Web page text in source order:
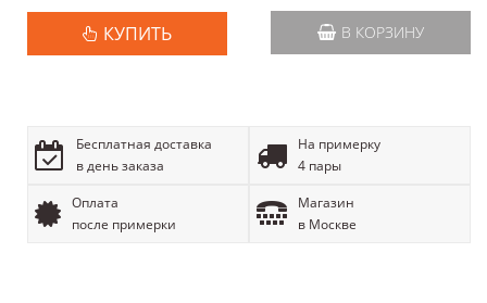
КУПИТЬ В КОРЗИНУ
Бесплатная доставка
в день заказа
На примерку
4 пары
Оплата
после примерки
Магазин
в Москве